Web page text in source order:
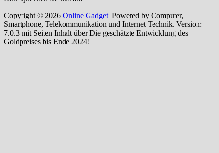
Copyright © 2026 Online Gadget. Powered by Computer,
Smartphone, Telekommunikation und Internet Technik. Version:
7.0.3 mit Seiten Inhalt über Die geschätzte Entwicklung des
Goldpreises bis Ende 2024!